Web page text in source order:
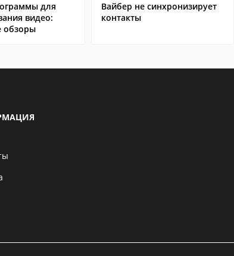
для
видео:
обзоры
Вайбер не синхронизирует
контакты